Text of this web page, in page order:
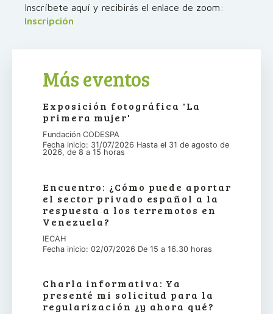
Inscríbete aquí y recibirás el enlace de zoom:
Inscripción
Más eventos
Exposición fotográfica 'La
primera mujer'
Fundación CODESPA
Fecha inicio: 31/07/2026 Hasta el 31 de agosto de
2026, de 8 a 15 horas
Encuentro: ¿Cómo puede aportar
el sector privado español a la
respuesta a los terremotos en
Venezuela?
IECAH
Fecha inicio: 02/07/2026 De 15 a 16.30 horas
Charla informativa: Ya
presenté mi solicitud para la
regularización ¿y ahora qué?